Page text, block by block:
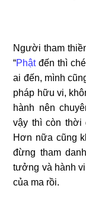
Người tham
“Phậtđến thì
ai đến, mình
pháp hữu vi,
hành nên
vậy thì còn thời
Hơn nữa cũng
đừng tham
tưởng và hành
của ma rồi.